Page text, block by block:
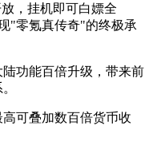
，挂机即可白嫖全
"零氪真传奇"的终极承
功能百倍升级，带来前
可叠加数百倍货币收